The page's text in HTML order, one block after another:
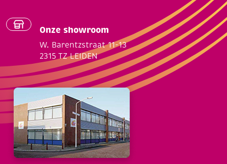
Onze showroom
W. Barentzstraat 11-13
2315 TZ LEIDEN